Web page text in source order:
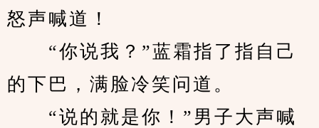
怒声喊道！
“你说我？”蓝霜指了指自己
的下巴，满脸冷笑问道。
“说的就是你！”男子大声喊